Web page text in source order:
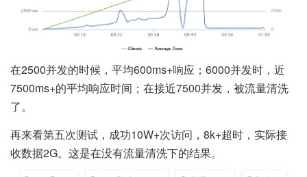
在2500并发的时候，平均600ms+响应；6000并发时，近
7500ms+的平均响应时间；在接近7500并发，被流量清洗
了。
再来看第五次测试，成功10W+次访问，8k+超时，实际接
收数据2G。这是在没有流量清洗下的结果。